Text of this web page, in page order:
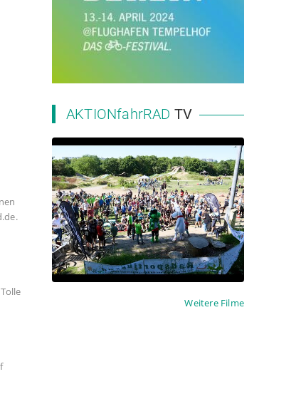
AKTIONfahrRAD TV
2023 NRW Landesschulmeisterschaft MTB
Weitere Filme